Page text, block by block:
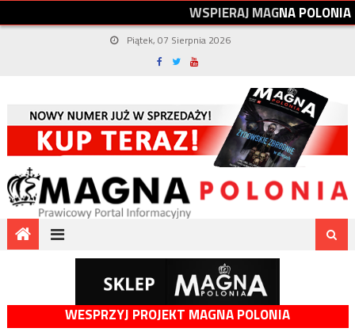
WSPIERAJMAGNAPOLONIA
Piątek, 07 Sierpnia 2026
WESPRZYJ PROJEKT MAGNA POLONIA